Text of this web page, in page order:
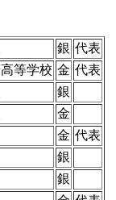
銀 代表
等学校 金 代表
銀
金
金 代表
銀
銀